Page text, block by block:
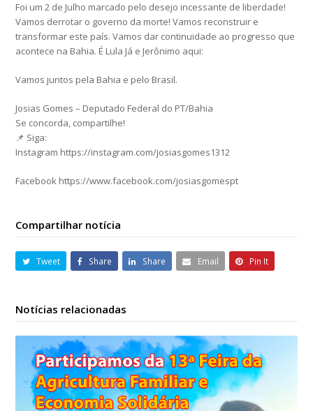
Foi um 2 de Julho marcado pelo desejo incessante de liberdade!
Vamos derrotar o governo da morte! Vamos reconstruir e
transformar este país. Vamos dar continuidade ao progresso que
acontece na Bahia. É Lula Já e Jerônimo aqui:
Vamos juntos pela Bahia e pelo Brasil.
Josias Gomes – Deputado Federal do PT/Bahia
Se concorda, compartilhe!
📌 Siga:
Instagram https://instagram.com/josiasgomes1312
Facebook https://www.facebook.com/josiasgomespt
Compartilhar notícia
Tweet Share Share Email Pin It
Notícias relacionadas